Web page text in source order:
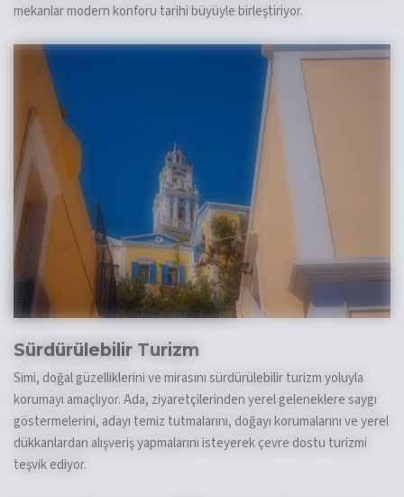
mekanlar modern konforu tarihi büyüyle birleştiriyor.
Sürdürülebilir Turizm
Simi, doğal güzelliklerini ve mirasını sürdürülebilir turizm yoluyla
korumayı amaçlıyor. Ada, ziyaretçilerinden yerel geleneklere saygı
göstermelerini, adayı temiz tutmalarını, doğayı korumalarını ve yerel
dükkanlardan alışveriş yapmalarını isteyerek çevre dostu turizmi
teşvik ediyor.